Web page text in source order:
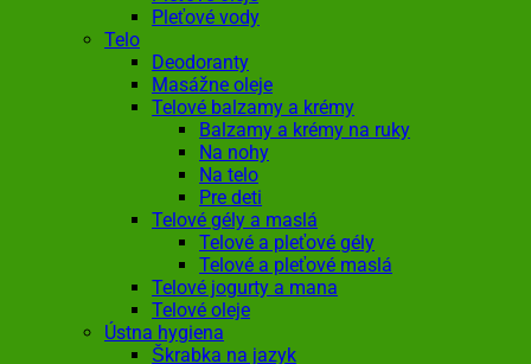
Pleťové vody
Telo
Deodoranty
Masážne oleje
Telové balzamy a krémy
Balzamy a krémy na ruky
Na nohy
Na telo
Pre deti
Telové gély a maslá
Telové a pleťové gély
Telové a pleťové maslá
Telové jogurty a mana
Telové oleje
Ústna hygiena
Škrabka na jazyk